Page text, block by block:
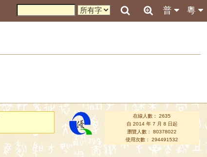
粵
普
在線人數： 2635
自 2014 年 7 月 8 日起
瀏覽人數： 80378022
使用次數： 294491532